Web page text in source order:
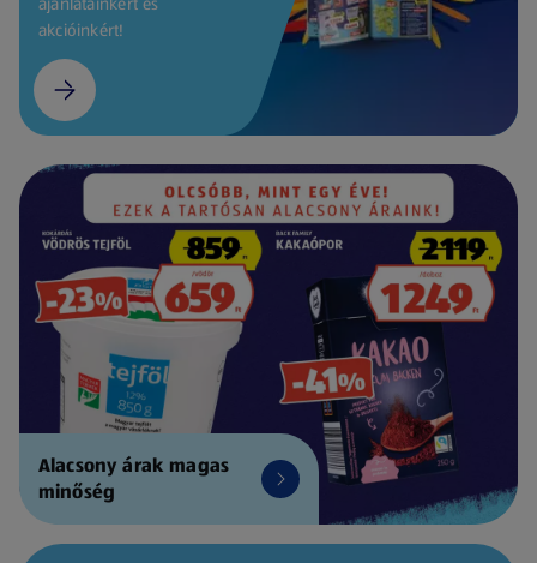
akcióinkért!
Alacsony árak magas
minőség